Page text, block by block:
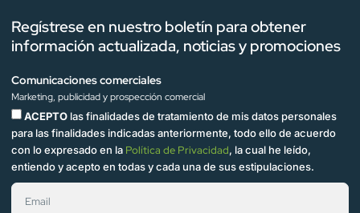
Regístrese en nuestro boletín para obtener
información actualizada, noticias y promociones
Comunicaciones comerciales
Marketing, publicidad y prospección comercial
ACEPTO las finalidades de tratamiento de mis datos personales
para las finalidades indicadas anteriormente, todo ello de acuerdo
con lo expresado en la Política de Privacidad, la cual he leído,
entiendo y acepto en todas y cada una de sus estipulaciones.